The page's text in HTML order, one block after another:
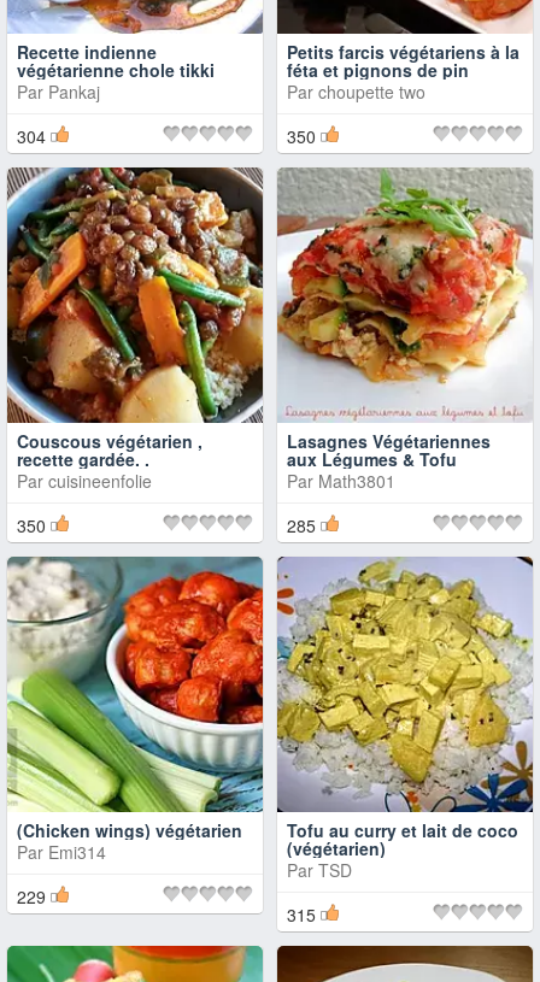
Recette indienne
végétarienne chole tikki
Par Pankaj
304
Petits farcis végétariens à la
féta et pignons de pin
Par choupette two
350
Couscous végétarien ,
recette gardée. .
Par cuisineenfolie
350
Lasagnes Végétariennes
aux Légumes & Tofu
Par Math3801
285
(Chicken wings) végétarien
Par Emi314
229
Tofu au curry et lait de coco
(végétarien)
Par TSD
315